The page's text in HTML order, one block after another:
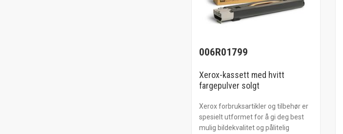
006R01799
Xerox-kassett med hvitt
fargepulver solgt
Xerox forbruksartikler og tilbehør er
spesielt utformet for å gi deg best
mulig bildekvalitet og pålitelig